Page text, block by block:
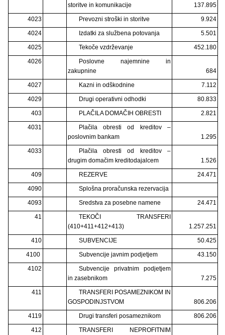
storitve in komunikacije
137.895
4023
Prevozni stroški in storitve
9.924
4024
Izdatki za službena potovanja
5.501
4025
Tekoče vzdrževanje
452.180
4026
Poslovne najemnine in
zakupnine
684
4027
Kazni in odškodnine
7.112
4029
Drugi operativni odhodki
80.833
403
PLAČILA DOMAČIH OBRESTI
2.821
4031
Plačila obresti od kreditov –
poslovnim bankam
1.295
4033
Plačila obresti od kreditov –
drugim domačim kreditodajalcem
1.526
409
REZERVE
24.471
4090
Splošna proračunska rezervacija
4093
Sredstva za posebne namene
24.471
41
TEKOČI TRANSFERI
(410+411+412+413)
1.257.251
410
SUBVENCIJE
50.425
4100
Subvencije javnim podjetjem
43.150
4102
Subvencije privatnim podjetjem
in zasebnikom
7.275
411
TRANSFERI POSAMEZNIKOM IN
GOSPODINJSTVOM
806.206
4119
Drugi transferi posameznikom
806.206
412
TRANSFERI NEPROFITNIM